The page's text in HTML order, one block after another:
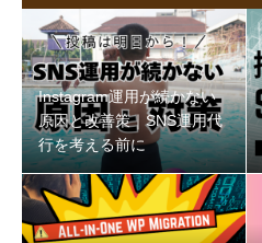
Instagram運用が続かない
原因と改善策｜SNS運用代
行を考える前に